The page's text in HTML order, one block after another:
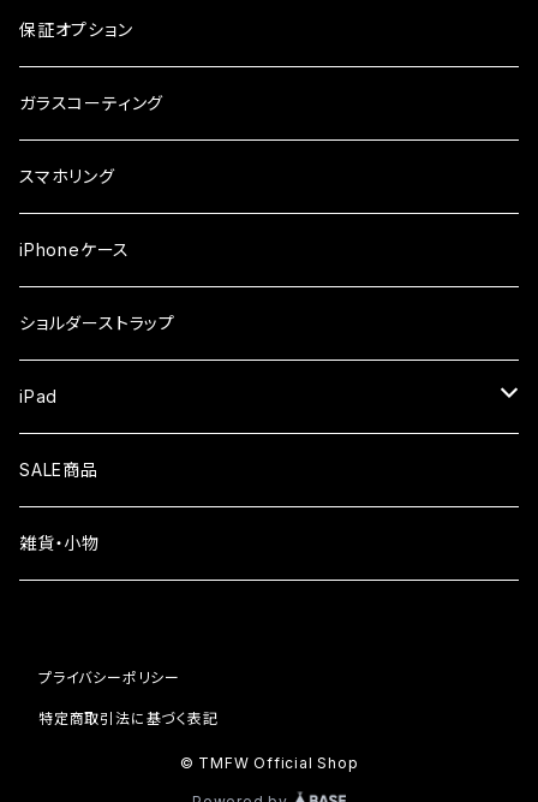
ケース
ガラスフィルム
arrows
ガラスフィルム
シンプルスマホ
ガラスフィルム
らくらくスマホ
ガラスフィルム
OPPO
ガラスフィルム
Xiaomi
ガラスフィルム
iPhone
iPhone17e
iPhone17ProMax
iPhone16
iPhone15
iPhone13
Android
保証オプション
ガラスコーティング
スマホリング
iPhoneケース
ショルダーストラップ
iPad
液晶フィルム
SALE商品
雑貨・小物
プライバシーポリシー
特定商取引法に基づく表記
© TMFW Official Shop